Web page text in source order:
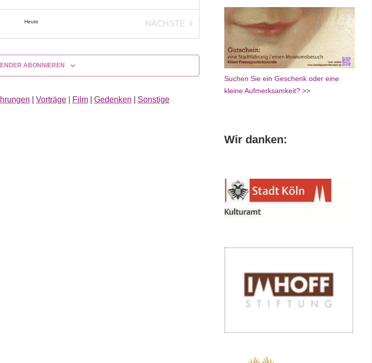
Heute
NÄCHSTE
VERANSTALTUNGEN
ABONNIEREN
Vorträge| Film| Gedenken Sonstige
Suchen Sie ein Geschenk oder eine
kleine Aufmerksamkeit? >>
Wir danken: